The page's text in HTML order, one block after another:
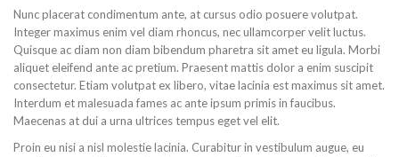
Nunc placerat condimentum ante, at cursus odio posuere volutpat.
Integer maximus enim vel diam rhoncus, nec ullamcorper velit luctus.
Quisque ac diam non diam bibendum pharetra sit amet eu ligula. Morbi
aliquet eleifend ante ac pretium. Praesent mattis dolor a enim suscipit
consectetur. Etiam volutpat ex libero, vitae lacinia est maximus sit amet.
Interdum et malesuada fames ac ante ipsum primis in faucibus.
Maecenas at dui a urna ultrices tempus eget vel elit.
Proin eu nisi a nisl molestie lacinia. Curabitur in vestibulum augue, eu